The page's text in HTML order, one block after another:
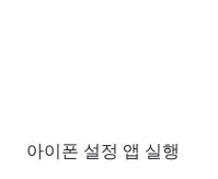
아이폰 설정 앱 실행